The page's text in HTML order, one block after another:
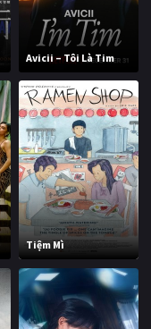
Avicii – Tôi Là Tim
Tiệm Mì